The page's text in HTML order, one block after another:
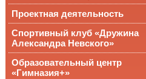
Всероссийские
проверочные
работы
Всероссийская
олимпиада
мониторинг системы
образования
Публикации
Материалы
педагогического форума
Проектная деятельность
Спортивный клуб «Дружина
Александра Невского»
Образовательный центр
«Гимназия+»